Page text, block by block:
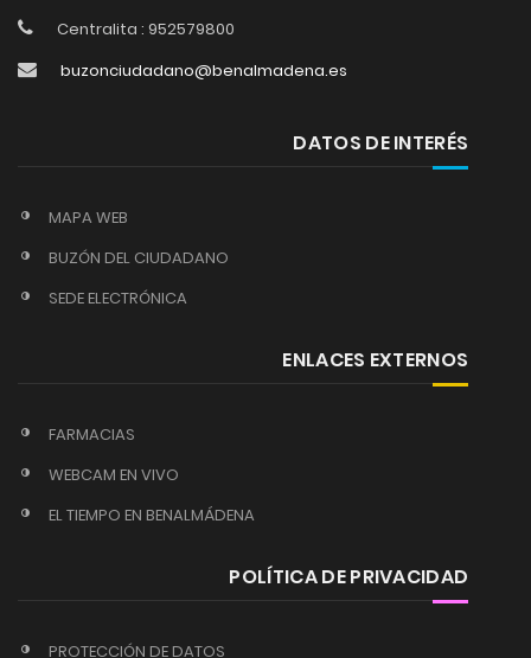
Centralita : 952579800
buzonciudadano@benalmadena.es
DATOS DE INTERÉS
MAPA WEB
BUZÓN DEL CIUDADANO
SEDE ELECTRÓNICA
ENLACES EXTERNOS
FARMACIAS
WEBCAM EN VIVO
EL TIEMPO EN BENALMÁDENA
POLÍTICA DE PRIVACIDAD
PROTECCIÓN DE DATOS